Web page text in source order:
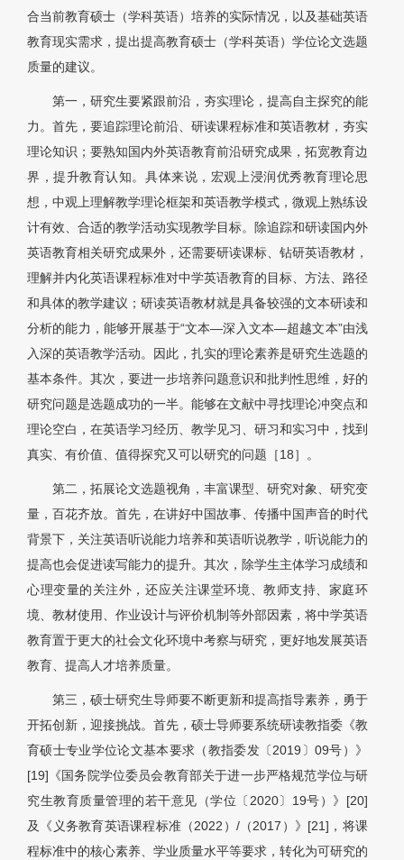
合当前教育硕士（学科英语）培养的实际情况，以及基础英语
教育现实需求，提出提高教育硕士（学科英语）学位论文选题
质量的建议。
第一，研究生要紧跟前沿，夯实理论，提高自主探究的能
力。首先，要追踪理论前沿、研读课程标准和英语教材，夯实
理论知识；要熟知国内外英语教育前沿研究成果，拓宽教育边
界，提升教育认知。具体来说，宏观上浸润优秀教育理论思
想，中观上理解教学理论框架和英语教学模式，微观上熟练设
计有效、合适的教学活动实现教学目标。除追踪和研读国内外
英语教育相关研究成果外，还需要研读课标、钻研英语教材，
理解并内化英语课程标准对中学英语教育的目标、方法、路径
和具体的教学建议；研读英语教材就是具备较强的文本研读和
分析的能力，能够开展基于“文本—深入文本—超越文本”由浅
入深的英语教学活动。因此，扎实的理论素养是研究生选题的
基本条件。其次，要进一步培养问题意识和批判性思维，好的
研究问题是选题成功的一半。能够在文献中寻找理论冲突点和
理论空白，在英语学习经历、教学见习、研习和实习中，找到
真实、有价值、值得探究又可以研究的问题［18］ 。
第二，拓展论文选题视角，丰富课型、研究对象、研究变
量，百花齐放。首先，在讲好中国故事、传播中国声音的时代
背景下，关注英语听说能力培养和英语听说教学，听说能力的
提高也会促进读写能力的提升。其次，除学生主体学习成绩和
心理变量的关注外，还应关注课堂环境、教师支持、家庭环
境、教材使用、作业设计与评价机制等外部因素，将中学英语
教育置于更大的社会文化环境中考察与研究，更好地发展英语
教育、提高人才培养质量。
第三，硕士研究生导师要不断更新和提高指导素养，勇于
开拓创新，迎接挑战。首先，硕士导师要系统研读教指委《教
育硕士专业学位论文基本要求（教指委发〔2019〕09号）》
[19]《国务院学位委员会教育部关于进一步严格规范学位与研
究生教育质量管理的若干意见（学位〔2020〕19号）》[20]
及《义务教育英语课程标准（2022）/（2017）》[21]，将课
程标准中的核心素养、学业质量水平等要求，转化为可研究的